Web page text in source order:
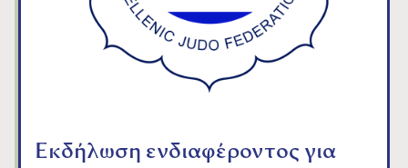
Εκδήλωση ενδιαφέροντος για